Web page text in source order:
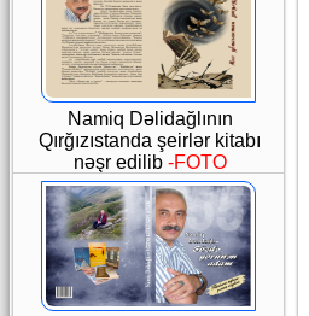
Namiq Dəlidağlının
Qırğızıstanda şeirlər kitabı
nəşr edilib -FOTO